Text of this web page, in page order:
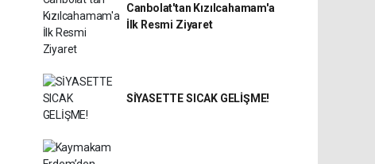
Canbolat'tan Kızılcahamam'a
İlk Resmi Ziyaret
SİYASETTE SICAK GELİŞME!